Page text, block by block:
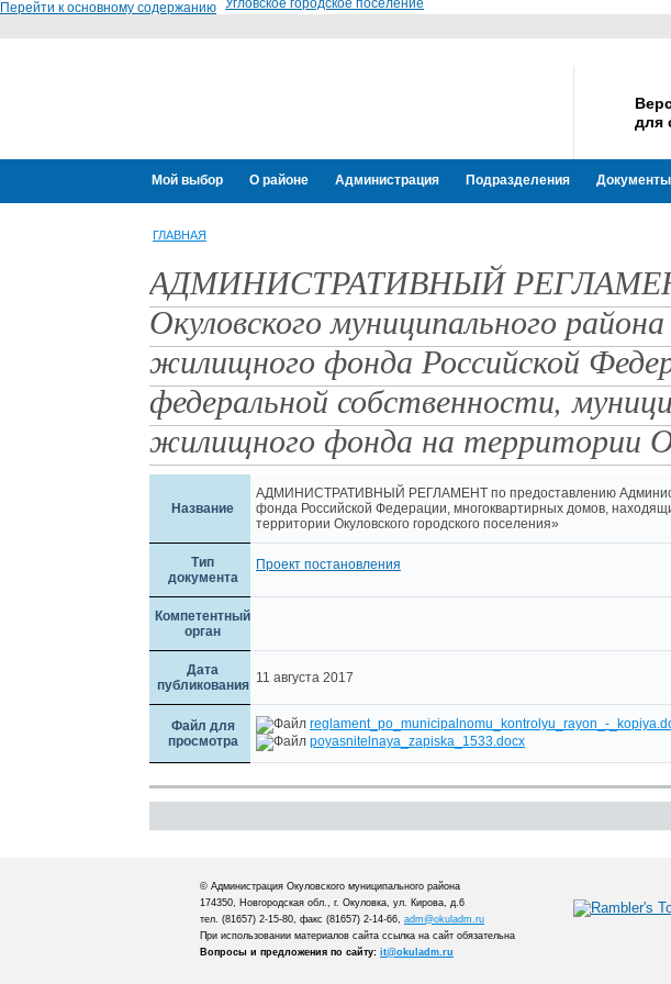
Перейти к основному содержанию Угловское городское поселение
для
Мой выбор О районе Администрация Подразделения Документы
ГЛАВНАЯ
АДМИНИСТРАТИВНЫЙ РЕГЛАМЕНТ
Окуловского муниципального
жилищного фонда Российской
федеральной собственности,
жилищного фонда на территории
Название
АДМИНИСТРАТИВНЫЙ РЕГЛАМЕНТ по предоставлению
фонда Российской Федерации, многоквартирных домов,
территории Окуловского городского поселения»
Тип
документа
Проект постановления
Компетентный
орган
Дата
публикования 11 августа 2017
Файл для
просмотра
reglament_po_municipalnomu_kontrolyu_rayon_-
poyasnitelnaya_zapiska_1533.docx
© Администрация Окуловского муниципального района
174350, Новгородская обл., г. Окуловка, ул. Кирова, д.6
тел. (81657) 2-15-80, факс (81657) 2-14-66, adm@okuladm.ru
При использовании материалов сайта ссылка на сайт обязательна
Вопросы и предложения по сайту: it@okuladm.ru